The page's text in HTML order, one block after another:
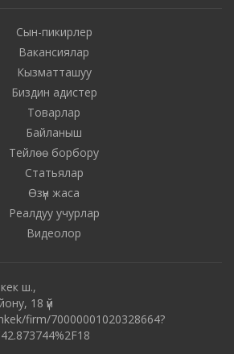
Сын-пикирлер
Вакансиялар
Кызматташуу
Биздин адистер
Товарлар
Байланыш
Тейлөө борбору
Статьялар
Өзүн жаса
Реалдуу учурлар
Видеолор
ш.,
18 үй
firm/70000001020328664?